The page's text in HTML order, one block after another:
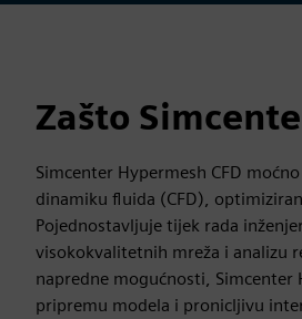
Zašto
Simcenter Hypermesh CFD
dinamiku fluida (CFD),
Pojednostavljuje tijek rada
visokokvalitetnih mreža i analizu
napredne mogućnosti, Simcenter
pripremu modela i pronicljivu